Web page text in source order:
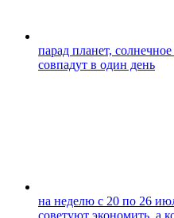
парад планет,
совпадут в один день
на неделю с 20 по 26
советуют экономить, а